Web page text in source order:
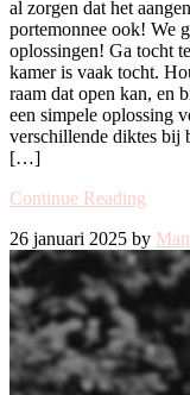
al zorgen dat het
portemonnee ook! We
oplossingen! Ga tocht
kamer is vaak tocht.
raam dat open kan, en
een simpele oplossing
verschillende diktes bij
[…]
Continue Reading
26 januari 2025 by